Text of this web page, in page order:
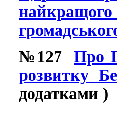
№127
Про
розвитку
додатками )